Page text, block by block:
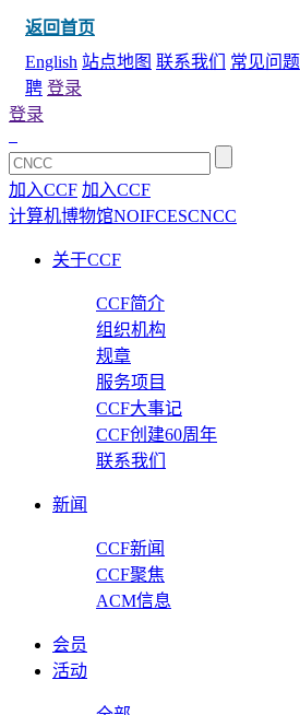
返回首页
English 站点地图 联系我们 常见问题
聘 登录
登录
加入CCF 加入CCF
计算机博物馆NOIFCESCNCC
关于CCF
CCF简介
组织机构
规章
服务项目
CCF大事记
CCF创建60周年
联系我们
新闻
CCF新闻
CCF聚焦
ACM信息
会员
活动